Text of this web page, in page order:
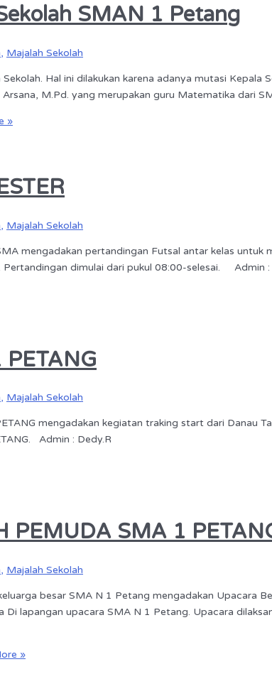
SMAN 1 Petang
, Majalah Sekolah
Hal ini dilakukan karena adanya mutasi Kepala
M.Pd. yang merupakan guru Matematika dari
»
, Majalah Sekolah
mengadakan pertandingan Futsal antar kelas untuk
dimulai dari pukul 08:00-selesai. Admin :
, Majalah Sekolah
mengadakan kegiatan traking start dari Danau
Admin : Dedy.R
PEMUDA SMA 1
, Majalah Sekolah
besar SMA N 1 Petang mengadakan Upacara
lapangan upacara SMA N 1 Petang. Upacara
»